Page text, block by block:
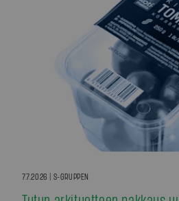
7.7.2026 | S-GRUPPEN